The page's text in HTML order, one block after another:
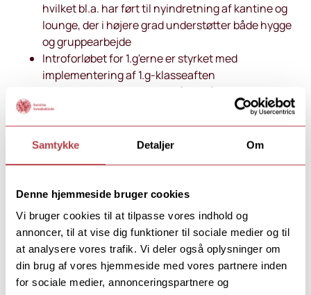
Samtykke Detaljer Om
Denne hjemmeside bruger cookies
Vi bruger cookies til at tilpasse vores indhold og
annoncer, til at vise dig funktioner til sociale medier og til
at analysere vores trafik. Vi deler også oplysninger om
din brug af vores hjemmeside med vores partnere inden
for sociale medier, annonceringspartnere og
hvilket bl.a. har ført til nyindretning af kantine og
lounge, der i højere grad understøtter både hygge
og gruppearbejde
Introforløbet for 1.g'erne er styrket med
implementering af 1.g-klasseaften
25 undervisere har været på et målrettet forløb for
at styrke klasselærerrollen yderligere.
Årsrapport 2025 (pdf)
Revisionsprotokollat 2025 (pdf)
Årsrapport 2024 (pdf)
Årsrapport 2023 (pdf)
Revisionsprotokollat 2023 (pdf)
Årsrapport 2022 (pdf)
Revisionsprotokollat 2022 (pdf)
Årsrapport 2021 (pdf)